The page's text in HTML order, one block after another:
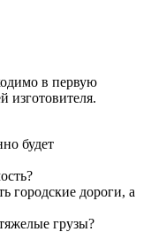
в первую
изготовителя.
будет
городские дороги, а
грузы?